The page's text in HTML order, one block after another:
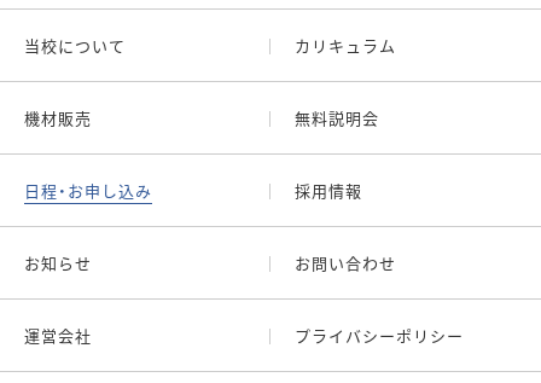
当校について カリキュラム
機材販売 無料説明会
日程・お申し込み 採用情報
お知らせ お問い合わせ
運営会社 プライバシーポリシー